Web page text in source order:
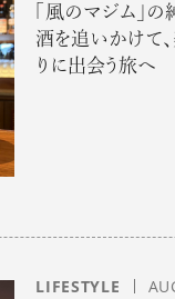
「風のマジム」
酒を追いかけて
りに出会う旅へ
LIFESTYLE